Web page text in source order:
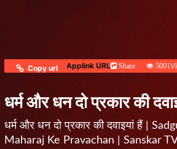
Copy url Applink URL Share 5001
धर्म और धन दो प्रकार की
धर्म और धन दो प्रकार की दवाइयां हैं |
Maharaj Ke Pravachan | Sanskar